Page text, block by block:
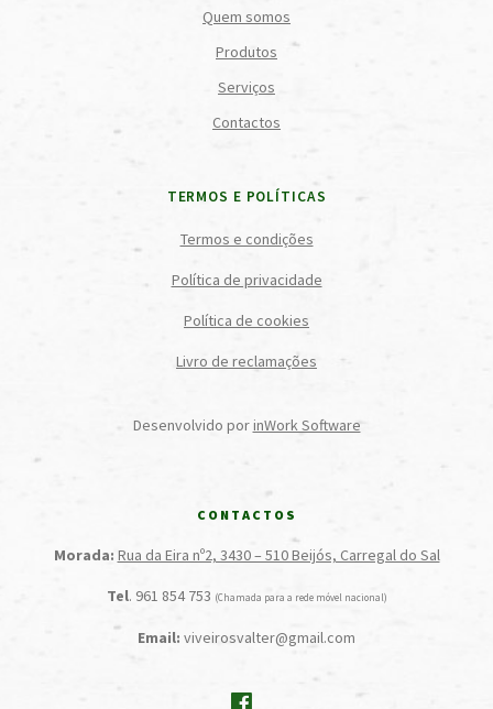
Quem somos
Produtos
Serviços
Contactos
TERMOS E POLÍTICAS
Termos e condições
Política de privacidade
Política de cookies
Livro de reclamações
Desenvolvido porinWork Software
CONTACTOS
Morada: Rua da Eira nº2, 3430 – 510 Beijós, Carregal do Sal
Tel. 961 854 753 (Chamada para a rede móvel nacional)
Email: viveirosvalter@gmail.com